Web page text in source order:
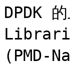
DPDK
(PMD-